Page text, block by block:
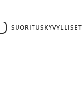
SUORITUSKYVYLLISET